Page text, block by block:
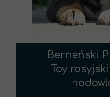
Berneński
Toy